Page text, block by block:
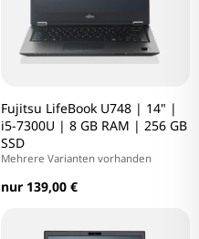
Fujitsu LifeBook U748 | 14" |
i5-7300U | 8 GB RAM | 256 GB
SSD
Mehrere Varianten vorhanden
nur 139,00 €